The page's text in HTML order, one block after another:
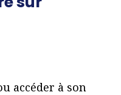
accéder à son